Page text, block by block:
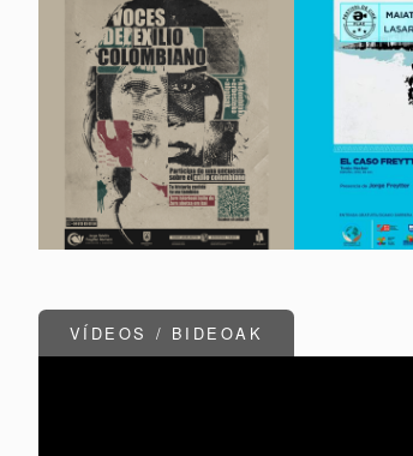
VÍDEOS / BIDEOAK